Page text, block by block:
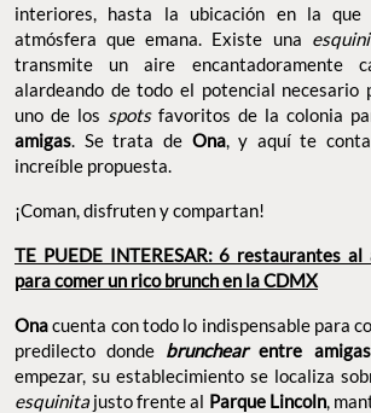
interiores, hasta la ubicación en la
atmósfera que emana. Existe una
transmite un aire encantadoramente
alardeando de todo el potencial necesario
uno de los spots favoritos de la colonia
amigas. Se trata de Ona, y aquí te
increíble propuesta.
¡Coman, disfruten y compartan!
TE PUEDE INTERESAR: 6 restaurantes
para comer un rico brunch en la CDMX
Onacuenta con todo lo indispensable para
predilecto donde brunchearentre
empezar, su establecimiento se localiza
esquinita justo frente al Parque Lincoln,